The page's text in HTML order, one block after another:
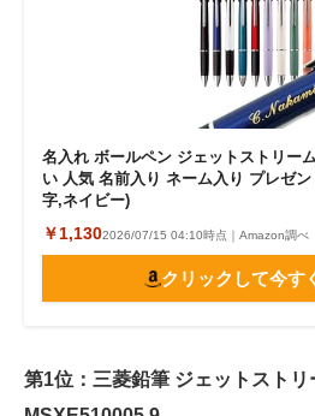
名入れ ボールペン ジェットストリー
い 人気 名前入り ネーム入り プレゼ
字,ネイビー)
￥1,1302026/07/15 04:10時点｜Amazon調べ
クリックして今す
第1位：三菱鉛筆 ジェットスト